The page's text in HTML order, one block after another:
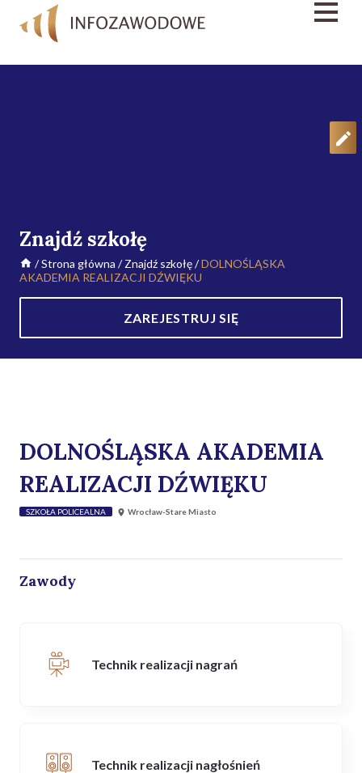
Znajdź szkołę
/Strona główna /Znajdź szkołę/DOLNOŚLĄSKA
AKADEMIA REALIZACJI DŹWIĘKU
ZAREJESTRUJ SIĘ
DOLNOŚLĄSKA AKADEMIA
REALIZACJI DŹWIĘKU
SZKOŁA POLICEALNA Wrocław-Stare Miasto
Zawody
Technik realizacji nagrań
Technik realizacji nagłośnień